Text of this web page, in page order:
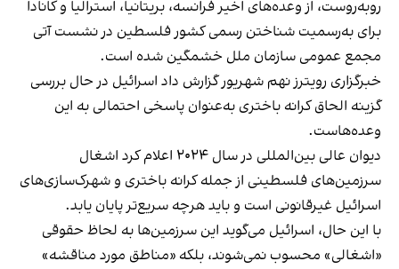
روبه‌روست، از وعده‌های اخیر فرانسه، بریتانیا، استرالیا و کانادا
برای به‌رسمیت شناختن رسمی کشور فلسطین در نشست آتی
مجمع عمومی سازمان ملل خشمگین شده است.
خبرگزاری رویترز نهم شهریور گزارش داد اسرائیل در حال بررسی
گزینه الحاق کرانه باختری به‌عنوان پاسخی احتمالی به این
وعده‌هاست.
دیوان عالی بین‌المللی در سال ۲۰۲۴ اعلام کرد اشغال
سرزمین‌های فلسطینی از جمله کرانه باختری و شهرک‌سازی‌های
اسرائیل غیرقانونی است و باید هرچه سریع‌تر پایان یابد.
با این حال، اسرائیل می‌گوید این سرزمین‌ها به لحاظ حقوقی
«اشغالی» محسوب نمی‌شوند، بلکه «مناطق مورد مناقشه»